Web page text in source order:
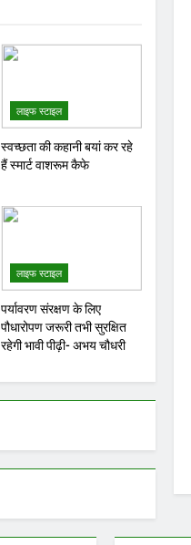
लाइफ स्टाइल
स्वच्छता की कहानी बयां कर रहे
हैं स्मार्ट वाशरूम कैफे
लाइफ स्टाइल
पर्यावरण संरक्षण के लिए
पौधारोपण जरूरी तभी सुरक्षित
रहेगी भावी पीढ़ी- अभय चौधरी